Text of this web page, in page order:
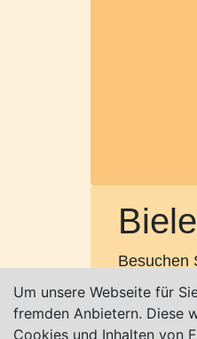
Besuchen
Die
Um unsere Webseite für
fremden Anbietern. Diese
Cookies und Inhalten von